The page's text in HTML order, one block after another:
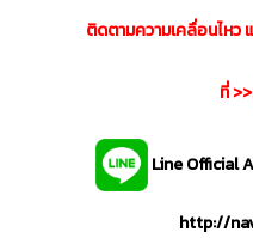
ติดตามความเคลื่อนไหว
ที่
Line Official
http://